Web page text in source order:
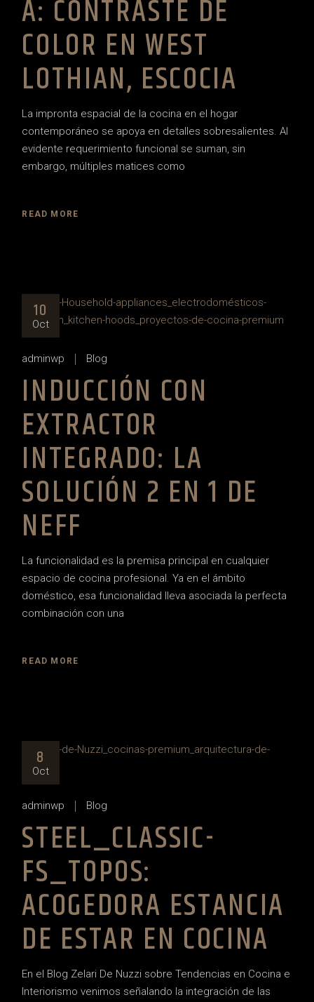
A: CONTRASTE DE
COLOR EN WEST
LOTHIAN, ESCOCIA
La impronta espacial de la cocina en el hogar
contemporáneo se apoya en detalles sobresalientes. Al
evidente requerimiento funcional se suman, sin
embargo, múltiples matices como
READ MORE
10
Oct
adminwp Blog
INDUCCIÓN CON
EXTRACTOR
INTEGRADO: LA
SOLUCIÓN 2 EN 1 DE
NEFF
La funcionalidad es la premisa principal en cualquier
espacio de cocina profesional. Ya en el ámbito
doméstico, esa funcionalidad lleva asociada la perfecta
combinación con una
READ MORE
8
Oct
adminwp Blog
STEEL_CLASSIC-
FS_TOPOS:
ACOGEDORA ESTANCIA
DE ESTAR EN COCINA
En el Blog Zelari De Nuzzi sobre Tendencias en Cocina e
Interiorismo venimos señalando la integración de las